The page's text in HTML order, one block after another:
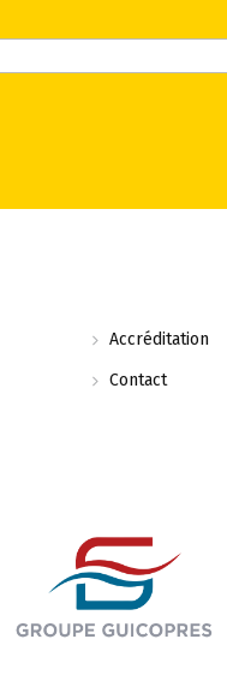
Accréditation
Contact